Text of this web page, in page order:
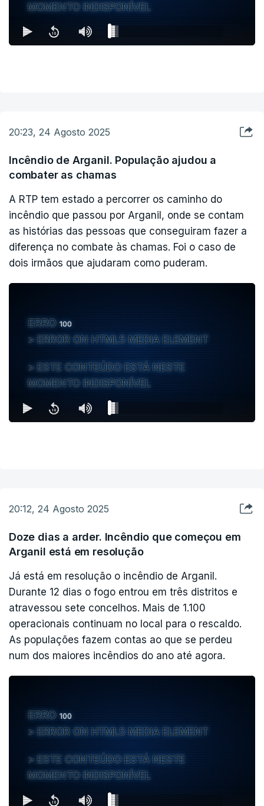
MOMENTO INDISPONÍVEL
20:23, 24 Agosto 2025
Incêndio de Arganil. População ajudou a
combater as chamas
A RTP tem estado a percorrer os caminho do
incêndio que passou por Arganil, onde se contam
as histórias das pessoas que conseguiram fazer a
diferença no combate às chamas. Foi o caso de
dois irmãos que ajudaram como puderam.
ERRO100
ERROR ON HTML5 MEDIA ELEMENT
ESTE CONTEÚDO ESTÁ NESTE
MOMENTO INDISPONÍVEL
20:12, 24 Agosto 2025
Doze dias a arder. Incêndio que começou em
Arganil está em resolução
Já está em resolução o incêndio de Arganil.
Durante 12 dias o fogo entrou em três distritos e
atravessou sete concelhos. Mais de 1.100
operacionais continuam no local para o rescaldo.
As populações fazem contas ao que se perdeu
num dos maiores incêndios do ano até agora.
ERRO 100
ERROR ON HTML5 MEDIA ELEMENT
ESTE CONTEÚDO ESTÁ NESTE
MOMENTO INDISPONÍVEL